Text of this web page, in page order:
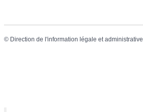
© Direction de l'information légale et administrative